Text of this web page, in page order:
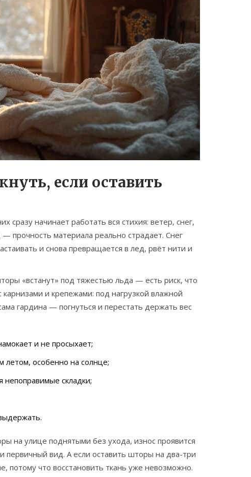
если оставить
начинает работать вся стихия: ветер, снег,
прочность материала реально страдает. Снег
и снова превращается в лед, рвёт нити и
«встанут» под тяжестью льда — есть риск, что
и крепежами: под нагрузкой влажной
гардина — погнуться и перестать держать вес
и не просыхает;
особенно на солнце;
складки;
на улице поднятыми без ухода, износ проявится
первичный вид. А если оставить шторы на два-три
потому что восстановить ткань уже невозможно.